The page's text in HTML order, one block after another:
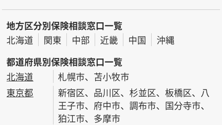
地方区分別保険相談窓口一覧
北海道
関東 中部 近畿 中国
沖縄
都道府県別保険相談窓口一覧
北海道
札幌市、苫小牧市
東京都
新宿区、品川区、杉並区、板橋区、八
王子市、府中市、調布市、国分寺市、
狛江市、多摩市